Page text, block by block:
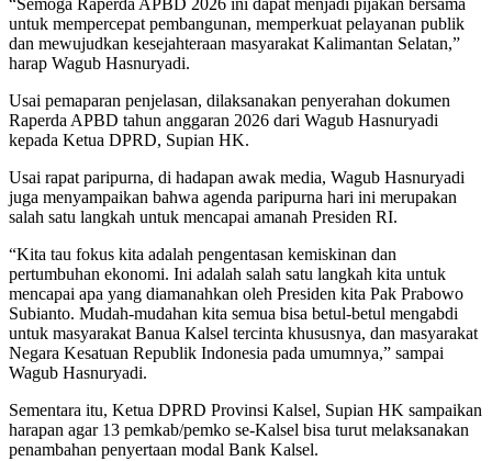
“Semoga Raperda APBD 2026 ini dapat menjadi pijakan bersama
untuk mempercepat pembangunan, memperkuat pelayanan publik
dan mewujudkan kesejahteraan masyarakat Kalimantan Selatan,”
harap Wagub Hasnuryadi.
Usai pemaparan penjelasan, dilaksanakan penyerahan dokumen
Raperda APBD tahun anggaran 2026 dari Wagub Hasnuryadi
kepada Ketua DPRD, Supian HK.
Usai rapat paripurna, di hadapan awak media, Wagub Hasnuryadi
juga menyampaikan bahwa agenda paripurna hari ini merupakan
salah satu langkah untuk mencapai amanah Presiden RI.
“Kita tau fokus kita adalah pengentasan kemiskinan dan
pertumbuhan ekonomi. Ini adalah salah satu langkah kita untuk
mencapai apa yang diamanahkan oleh Presiden kita Pak Prabowo
Subianto. Mudah-mudahan kita semua bisa betul-betul mengabdi
untuk masyarakat Banua Kalsel tercinta khususnya, dan masyarakat
Negara Kesatuan Republik Indonesia pada umumnya,” sampai
Wagub Hasnuryadi.
Sementara itu, Ketua DPRD Provinsi Kalsel, Supian HK sampaikan
harapan agar 13 pemkab/pemko se-Kalsel bisa turut melaksanakan
penambahan penyertaan modal Bank Kalsel.